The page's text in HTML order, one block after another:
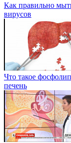
Как правильно
вирусов
Что такое
печень